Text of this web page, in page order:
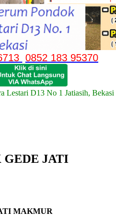
0852 183 95370
Lestari D13 No 1 Jatiasih, Bekasi
GEDE JATI
MAKMUR